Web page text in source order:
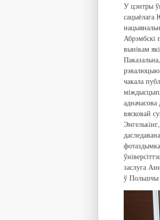
У цэнтры
сацыёлага
Абрэмбскі
вынікам
рэвалюцыю
чакала
вясковай
заслуга
ў Польшчы